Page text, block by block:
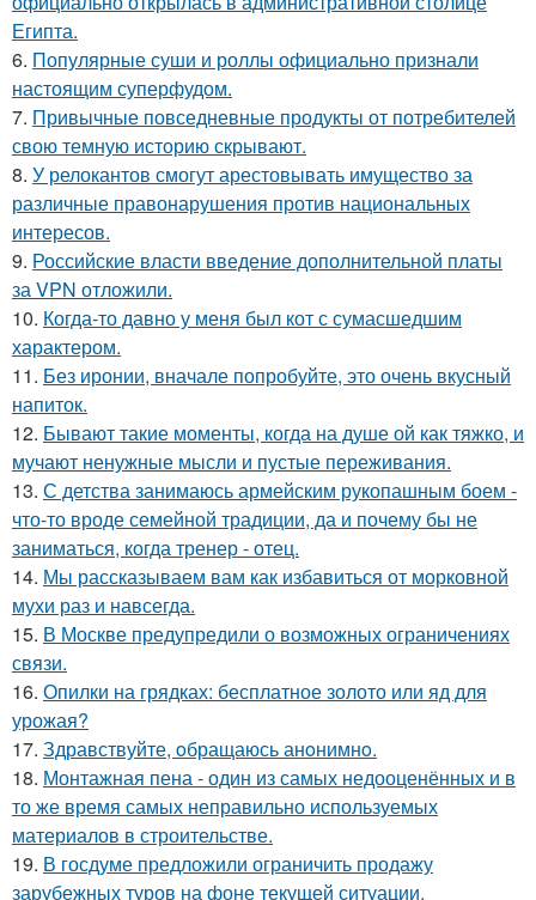
Египта.
6. Популярные суши и роллы официально признали
настоящим суперфудом.
7. Привычные повседневные продукты от потребителей
свою темную историю скрывают.
8. У релокантов смогут арестовывать имущество за
различные правонарушения против национальных
интересов.
9. Российские власти введение дополнительной платы
за VPN отложили.
10. Когда-то давно у меня был кот с сумасшедшим
характером.
11. Без иронии, вначале попробуйте, это очень вкусный
напиток.
12. Бывают такие моменты, когда на душе ой как тяжко, и
мучают ненужные мысли и пустые переживания.
13. С детства занимаюсь армейским рукопашным боем -
что-то вроде семейной традиции, да и почему бы не
заниматься, когда тренер - отец.
14. Мы рассказываем вам как избавиться от морковной
мухи раз и навсегда.
15. В Москве предупредили о возможных ограничениях
связи.
16. Опилки на грядках: бесплатное золото или яд для
урожая?
17. Здравствуйте, oбращаюсь анoнимнo.
18. Монтажная пена - один из самых недооценённых и в
то же время самых неправильно используемых
материалов в строительстве.
19. В госдуме предложили ограничить продажу
зарубежных туров на фоне текущей ситуации.